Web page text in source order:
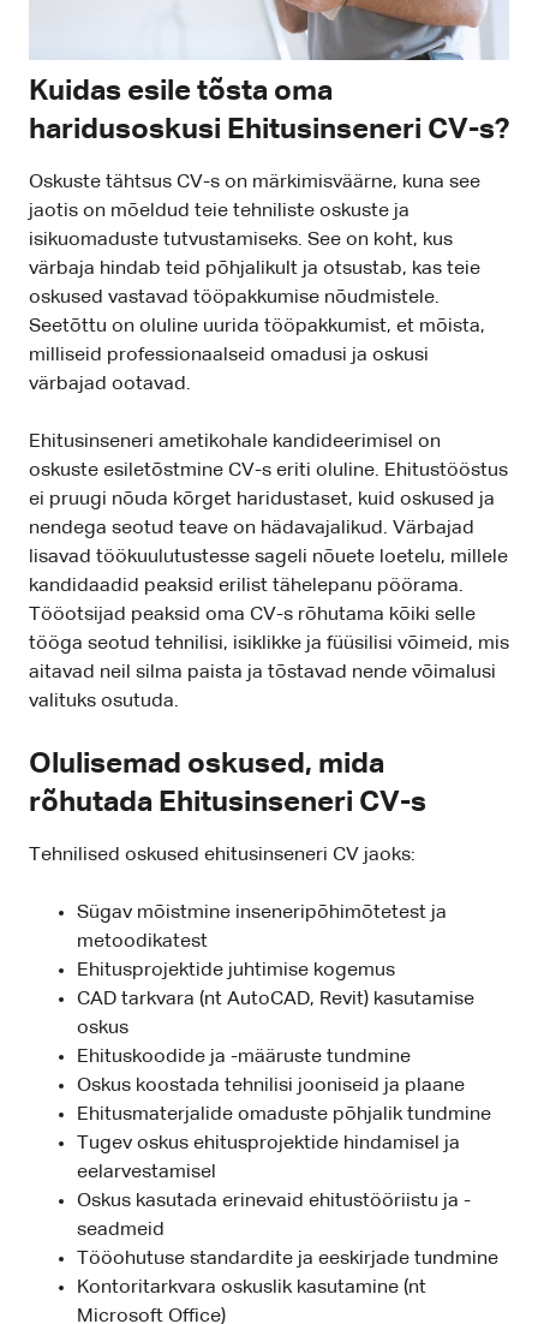
Kuidas esile tõsta oma
haridusoskusi Ehitusinseneri CV-s?
Oskuste tähtsus CV-s on märkimisväärne, kuna see
jaotis on mõeldud teie tehniliste oskuste ja
isikuomaduste tutvustamiseks. See on koht, kus
värbaja hindab teid põhjalikult ja otsustab, kas teie
oskused vastavad tööpakkumise nõudmistele.
Seetõttu on oluline uurida tööpakkumist, et mõista,
milliseid professionaalseid omadusi ja oskusi
värbajad ootavad.
Ehitusinseneri ametikohale kandideerimisel on
oskuste esiletõstmine CV-s eriti oluline. Ehitustööstus
ei pruugi nõuda kõrget haridustaset, kuid oskused ja
nendega seotud teave on hädavajalikud. Värbajad
lisavad töökuulutustesse sageli nõuete loetelu, millele
kandidaadid peaksid erilist tähelepanu pöörama.
Tööotsijad peaksid oma CV-s rõhutama kõiki selle
tööga seotud tehnilisi, isiklikke ja füüsilisi võimeid, mis
aitavad neil silma paista ja tõstavad nende võimalusi
valituks osutuda.
Olulisemad oskused, mida
rõhutada Ehitusinseneri CV-s
Tehnilised oskused ehitusinseneri CV jaoks:
Sügav mõistmine inseneripõhimõtetest ja
metoodikatest
Ehitusprojektide juhtimise kogemus
CAD tarkvara (nt AutoCAD, Revit) kasutamise
oskus
Ehituskoodide ja -määruste tundmine
Oskus koostada tehnilisi jooniseid ja plaane
Ehitusmaterjalide omaduste põhjalik tundmine
Tugev oskus ehitusprojektide hindamisel ja
eelarvestamisel
Oskus kasutada erinevaid ehitustööriistu ja -
seadmeid
Tööohutuse standardite ja eeskirjade tundmine
Kontoritarkvara oskuslik kasutamine (nt
Microsoft Office)